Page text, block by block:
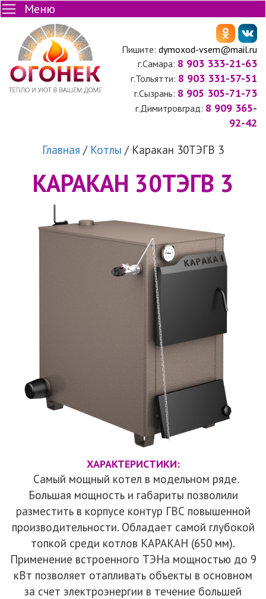
Меню
Пишите: dymoxod-vsem@mail.ru
г.Самара: 8 903 333-21-63
г.Тольятти: 8 903 331-57-51
г.Сызрань: 8 905 305-71-73
г.Димитровград: 8 909 365-
92-42
Главная / Котлы / Каракан 30ТЭГВ 3
КАРАКАН 30ТЭГВ 3
ХАРАКТЕРИСТИКИ:
Самый мощный котел в модельном ряде.
Большая мощность и габариты позволили
разместить в корпусе контур ГВС повышенной
производительности. Обладает самой глубокой
топкой среди котлов КАРАКАН (650 мм).
Применение встроенного ТЭНа мощностью до 9
кВт позволяет отапливать объекты в основном
за счет электроэнергии в течение большей